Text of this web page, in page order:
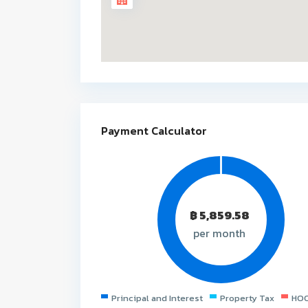
Payment Calculator
฿5,859.58
per month
Principal and Interest Property Tax